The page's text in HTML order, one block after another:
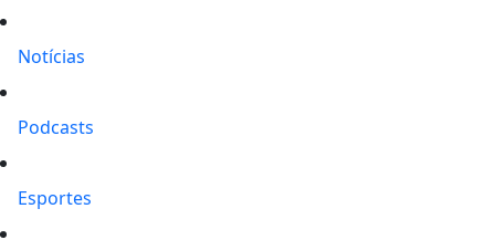
Notícias
Podcasts
Esportes